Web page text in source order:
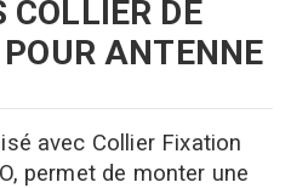
DE
ANTENNE
avec Collier Fixation
permet de monter une